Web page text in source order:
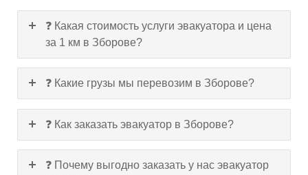
❓ Какая стоимость услуги эвакуатора и цена
за 1 км в Зборове?
❓ Какие грузы мы перевозим в Зборове?
❓ Как заказать эвакуатор в Зборове?
❓ Почему выгодно заказать у нас эвакуатор